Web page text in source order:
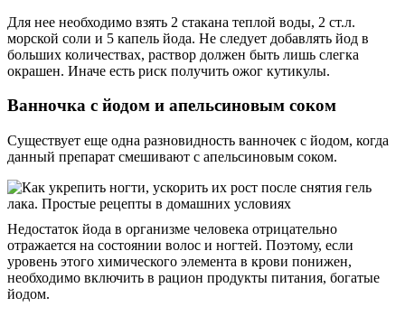
Для нее необходимо взять 2 стакана теплой воды, 2 ст.л.
морской соли и 5 капель йода. Не следует добавлять йод в
больших количествах, раствор должен быть лишь слегка
окрашен. Иначе есть риск получить ожог кутикулы.
Ванночка с йодом и апельсиновым соком
Существует еще одна разновидность ванночек с йодом, когда
данный препарат смешивают с апельсиновым соком.
Недостаток йода в организме человека отрицательно
отражается на состоянии волос и ногтей. Поэтому, если
уровень этого химического элемента в крови понижен,
необходимо включить в рацион продукты питания, богатые
йодом.